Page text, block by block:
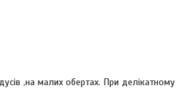
,на малих обертах. При